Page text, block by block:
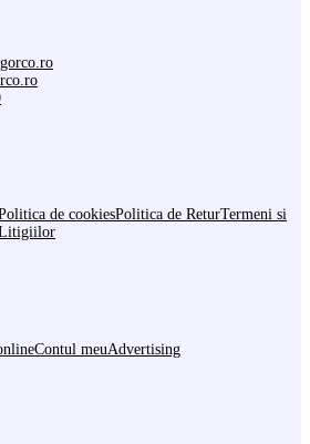
de cookiesPolitica de ReturTermeni si
Litigiilor
Contul meuAdvertising